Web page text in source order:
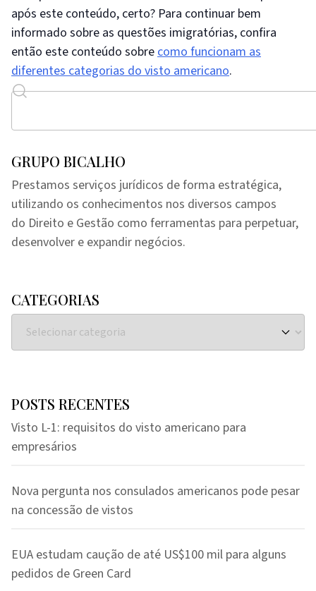
após este conteúdo, certo? Para continuar bem
informado sobre as questões imigratórias, confira
então este conteúdo sobrecomo funcionam as
diferentes categorias do visto americano.
GRUPO BICALHO
Prestamos serviços jurídicos de forma estratégica,
utilizando os conhecimentos nos diversos campos
do Direito e Gestão como ferramentas para perpetuar,
desenvolver e expandir negócios.
CATEGORIAS
POSTS RECENTES
Visto L-1: requisitos do visto americano para
empresários
Nova pergunta nos consulados americanos pode pesar
na concessão de vistos
EUA estudam caução de até US$100 mil para alguns
pedidos de Green Card